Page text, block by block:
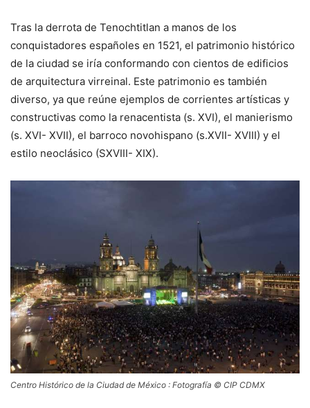
Tras la derrota de Tenochtitlan a manos de los
conquistadores españoles en 1521, el patrimonio histórico
de la ciudad se iría conformando con cientos de edificios
de arquitectura virreinal. Este patrimonio es también
diverso, ya que reúne ejemplos de corrientes artísticas y
constructivas como la renacentista (s. XVI), el manierismo
(s. XVI- XVII), el barroco novohispano (s.XVII- XVIII) y el
estilo neoclásico (SXVIII- XIX).
Centro Histórico de la Ciudad de México : Fotografía © CIP CDMX